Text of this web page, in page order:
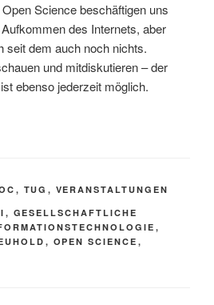
Science beschäftigen uns
des Internets, aber
seit dem auch noch nichts.
und mitdiskutieren – der
ebenso jederzeit möglich.
, TUG , VERANSTALTUNGEN
, GESELLSCHAFTLICHE
,
, OPEN SCIENCE ,